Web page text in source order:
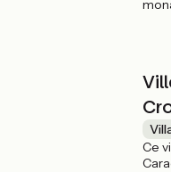
de
Ce